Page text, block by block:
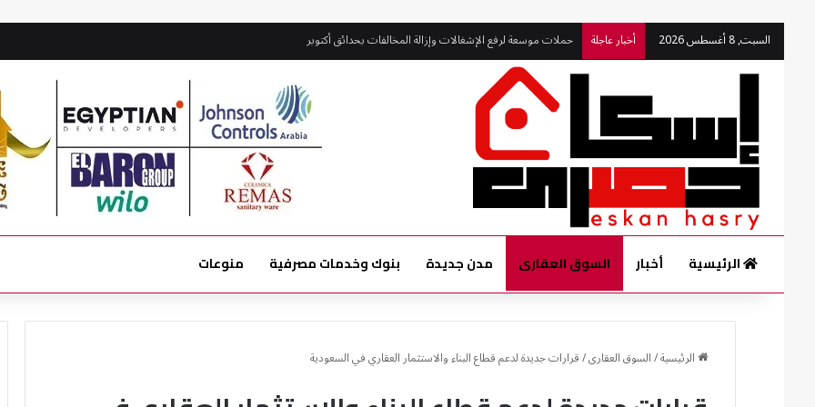
السبت, 8 أغسطس 2026 أخبار عاجلة حملات موسعة لرفع الإشغالات وإزالة المخالفات بحدائق أكتوبر
الرئيسية أخبار السوق العقارى مدن جديدة بنوك وخدمات مصرفية منوعات
الرئيسية/السوق العقارى/قرارات جديدة لدعم قطاع البناء والاستثمار العقاري في السعودية